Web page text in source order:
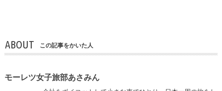
ABOUT この記事をかいた人
モーレツ女子旅部あさみん